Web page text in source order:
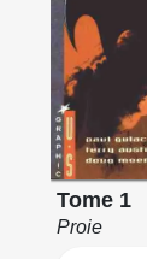
Tome 1
Proie